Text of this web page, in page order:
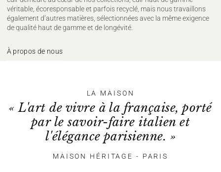
véritable, écoresponsable et parfois recyclé, mais nous travaillons
également d’autres matières, sélectionnées avec la même exigence
de qualité haut de gamme et de longévité.
À propos de nous
LA MAISON
« L'art de vivre à la française, porté
par le savoir-faire italien et
l'élégance parisienne. »
MAISON HÉRITAGE - PARIS